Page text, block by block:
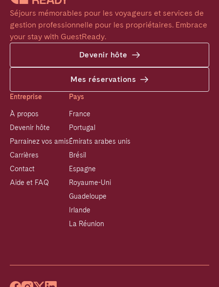
Séjours mémorables pour les voyageurs et services de
gestion professionnelle pour les propriétaires. Embrace
your stay with GuestReady.
Devenir hôte
Mes réservations
Entreprise
À propos
Devenir hôte
Parrainez vos amis
Carrières
Contact
Aide et FAQ
Pays
France
Portugal
Émirats arabes unis
Brésil
Espagne
Royaume-Uni
Guadeloupe
Irlande
La Réunion